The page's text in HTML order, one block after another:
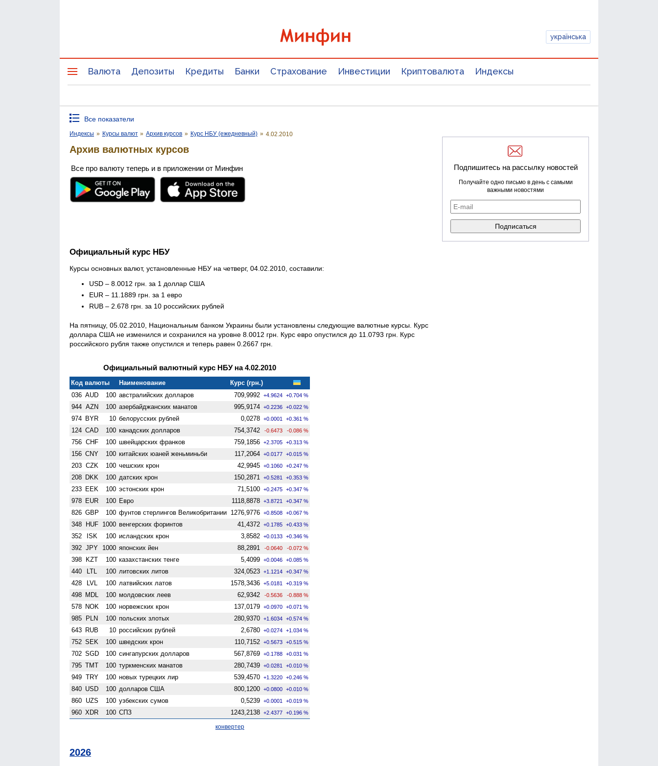
українська
Валюта Депозиты Кредиты Банки Страхование Инвестиции Криптовалюта Индексы
Все показатели
Индексы » Курсы валют » Архив курсов » Курс НБУ (ежедневный) » 4.02.2010
Архив валютных курсов
Все про валюту теперь и в приложении от Минфин
Официальный курс НБУ
Курсы основных валют, установленные НБУ на четверг, 04.02.2010, составили:
USD – 8.0012 грн. за 1 доллар США
EUR – 11.1889 грн. за 1 евро
RUB – 2.678 грн. за 10 российских рублей
На пятницу, 05.02.2010, Национальным банком Украины были установлены следующие валютные курсы. Курс
доллара США не изменился и сохранился на уровне 8.0012 грн. Курс евро опустился до 11.0793 грн. Курс
российского рубля также опустился и теперь равен 0.2667 грн.
Официальный валютный курс НБУ на 4.02.2010
Код валюты Наименование
Курс (грн.)
036 AUD 100 австралийских долларов 709,9992 +4.9624 +0.704 %
944 AZN 100 азербайджанских манатов 995,9174 +0.2236 +0.022 %
974 BYR 10 белорусских рублей 0,0278 +0.0001 +0.361 %
124 CAD 100 канадских долларов 754,3742 -0.6473 -0.086 %
756 CHF 100 швейцарских франков 759,1856 +2.3705 +0.313 %
156 CNY 100 китайских юаней женьминьби 117,2064 +0.0177 +0.015 %
203 CZK 100 чешских крон 42,9945 +0.1060 +0.247 %
208 DKK 100 датских крон 150,2871 +0.5281 +0.353 %
233 EEK 100 эстонских крон 71,5100 +0.2475 +0.347 %
978 EUR 100 Евро 1118,8878 +3.8721 +0.347 %
826 GBP 100 фунтов стерлингов Велико­британии 1276,9776 +0.8508 +0.067 %
348 HUF 1000 венгерских форинтов 41,4372 +0.1785 +0.433 %
352 ISK 100 исландских крон 3,8582 +0.0133 +0.346 %
392 JPY 1000 японских йен 88,2891 -0.0640 -0.072 %
398 KZT 100 казахстанских тенге 5,4099 +0.0046 +0.085 %
440 LTL 100 литовских литов 324,0523 +1.1214 +0.347 %
428 LVL 100 латвийских латов 1578,3436 +5.0181 +0.319 %
498 MDL 100 молдовских леев 62,9342 -0.5636 -0.888 %
578 NOK 100 норвежских крон 137,0179 +0.0970 +0.071 %
985 PLN 100 польских злотых 280,9370 +1.6034 +0.574 %
643 RUB 10 российских рублей 2,6780 +0.0274 +1.034 %
752 SEK 100 шведских крон 110,7152 +0.5673 +0.515 %
702 SGD 100 сингапурских долларов 567,8769 +0.1788 +0.031 %
795 TMT 100 туркменских манатов 280,7439 +0.0281 +0.010 %
949 TRY 100 новых турецких лир 539,4570 +1.3220 +0.246 %
840 USD 100 долларов США 800,1200 +0.0800 +0.010 %
860 UZS 100 узбекских сумов 0,5239 +0.0001 +0.019 %
960 XDR 100 СПЗ 1243,2138 +2.4377 +0.196 %
конвертер
2026
Подпишитесь на рассылку новостей
Получайте одно письмо в день с самыми
важными новостями